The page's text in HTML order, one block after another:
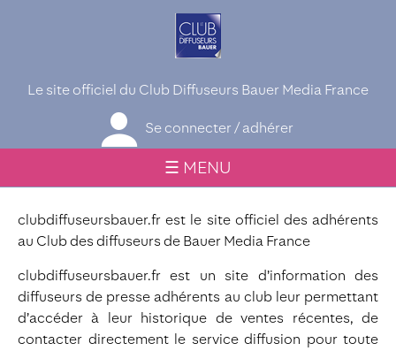
Le site officiel du Club Diffuseurs Bauer Media France
Se connecter / adhérer
☰ MENU
clubdiffuseursbauer.fr est le site officiel des adhérents
au Club des diffuseurs de Bauer Media France
clubdiffuseursbauer.fr est un site d’information des
diffuseurs de presse adhérents au club leur permettant
d’accéder à leur historique de ventes récentes, de
contacter directement le service diffusion pour toute